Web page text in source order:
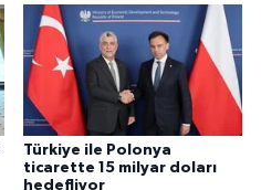
Türkiye ile Polonya
ticarette 15 milyar doları
hedefliyor